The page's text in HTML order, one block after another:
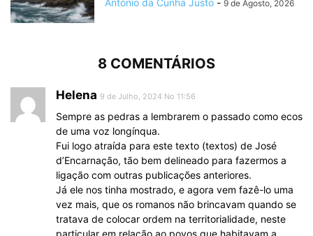
9 de Agosto, 2026
8 COMENTÁRIOS
Helena 9 de Julho, 2024 No 11:56
Sempre as pedras a lembrarem o passado como ecos
de uma voz longínqua.
Fui logo atraída para este texto (textos) de José
d’Encarnação, tão bem delineado para fazermos a
ligação com outras publicações anteriores.
Já ele nos tinha mostrado, e agora vem fazê-lo uma
vez mais, que os romanos não brincavam quando se
tratava de colocar ordem na territorialidade, neste
particular em relação ao povos que habitavam a